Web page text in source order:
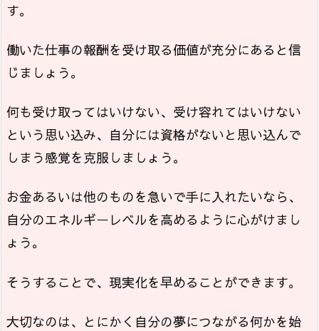
す。
働いた仕事の報酬を受け取る価値が充分にあると信
じましょう。
何も受け取ってはいけない、受け容れてはいけない
という思い込み、自分には資格がないと思い込んで
しまう感覚を克服しましょう。
お金あるいは他のものを急いで手に入れたいなら、
自分のエネルギーレベルを高めるように心がけまし
ょう。
そうすることで、現実化を早めることができます。
大切なのは、とにかく自分の夢につながる何かを始